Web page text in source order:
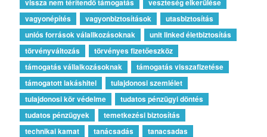
vissza nem térítendő támogatás
veszteség elkerülése
vagyonépítés
vagyonbiztosítások
utasbiztosítás
uniós források válallkozásoknak
unit linked életbiztosítás
törvényváltozás
törvényes fizetőeszköz
támogatás vállalkozásoknak
támogatás visszafizetése
támogatott lakáshitel
tulajdonosi szemlélet
tulajdonosi kör védelme
tudatos pénzügyi döntés
tudatos pénzügyek
temetkezési biztosítás
technikai kamat
tanácsadás
tanacsadas